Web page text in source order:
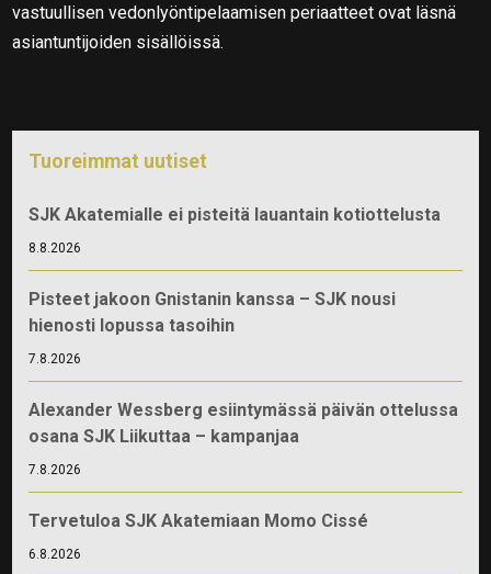
vastuullisen vedonlyöntipelaamisen periaatteet ovat läsnä
asiantuntijoiden sisällöissä.
Tuoreimmat uutiset
SJK Akatemialle ei pisteitä lauantain kotiottelusta
8.8.2026
Pisteet jakoon Gnistanin kanssa – SJK nousi
hienosti lopussa tasoihin
7.8.2026
Alexander Wessberg esiintymässä päivän ottelussa
osana SJK Liikuttaa – kampanjaa
7.8.2026
Tervetuloa SJK Akatemiaan Momo Cissé
6.8.2026